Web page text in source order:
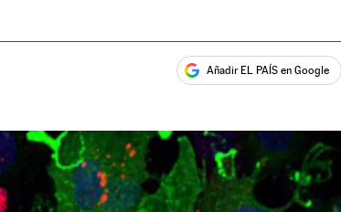
Añadir EL PAÍS en Google